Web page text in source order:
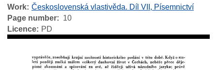
Work Československá vlastivěda. Díl VII, Písemnictví
Page number
10
Licence
PD